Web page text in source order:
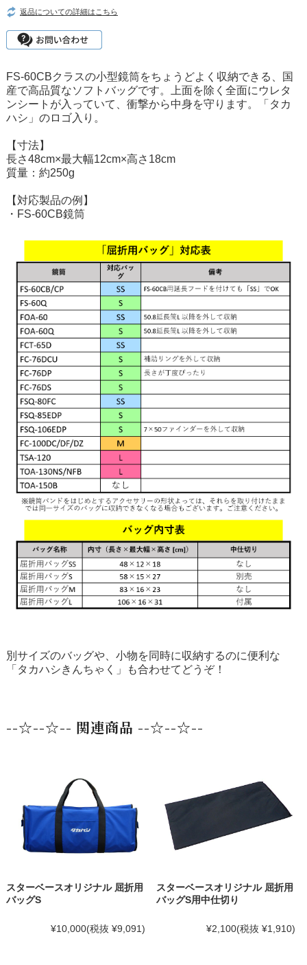
返品についての詳細はこちら
FS-60CBクラスの小型鏡筒をちょうどよく収納できる、国
産で高品質なソフトバッグです。上面を除く全面にウレタ
ンシートが入っていて、衝撃から中身を守ります。「タカ
ハシ」のロゴ入り。
【寸法】
長さ48cm×最大幅12cm×高さ18cm
質量：約250g
【対応製品の例】
・FS-60CB鏡筒
別サイズのバッグや、小物を同時に収納するのに便利な
「タカハシきんちゃく」も合わせてどうぞ！
--☆--☆-- 関連商品 --☆--☆--
スターベースオリジナル 屈折用
バッグS
¥10,000(税抜 ¥9,091)
スターベースオリジナル 屈折用
バッグS用中仕切り
¥2,100(税抜 ¥1,910)